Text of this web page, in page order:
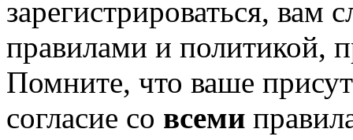
зарегистрироваться, вам
правилами и политикой,
Помните, что ваше
согласие со всеми